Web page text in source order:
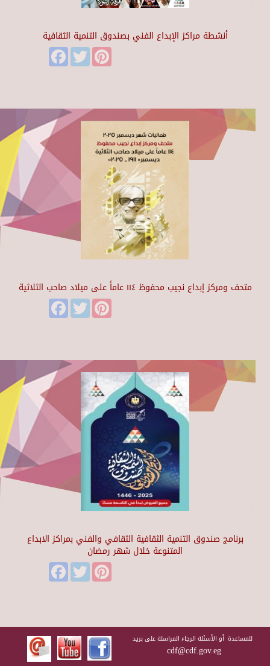
أنشطة مراكز الإبداع الفني بصندوق التنمية الثقافية
FacebookTwitter
متحف ومركز إبداع نجيب محفوظ ١١٤ عاماً على ميلاد صاحب الثلاثية
FacebookTwitter
برنامج صندوق التنمية الثقافية الثقافي والفني بمراكز الابداع
المتنوعة خلال شهر رمضان
FacebookTwitter
للمساعدة أو الأسئلة الرجاء المراسلة على بريد
cdf@cdf.gov.eg